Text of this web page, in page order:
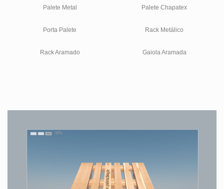
Palete Metal Palete Chapatex
Porta Palete Rack Metálico
Rack Aramado Gaiola Aramada